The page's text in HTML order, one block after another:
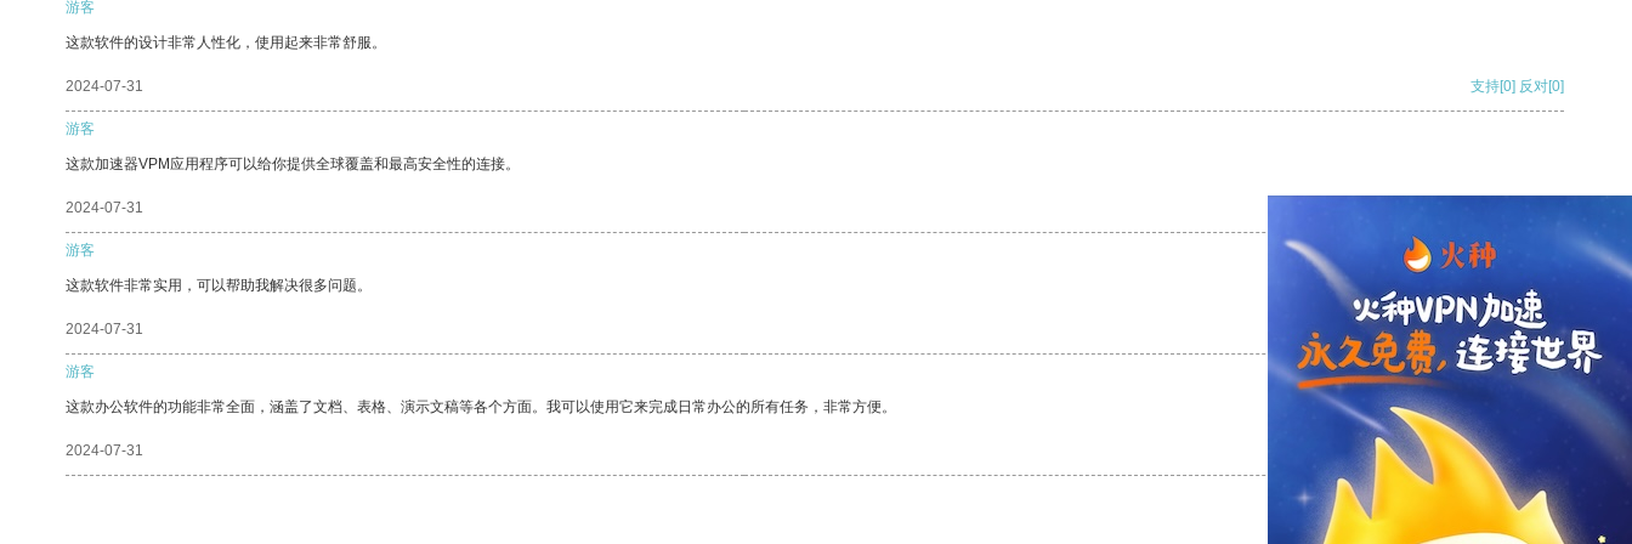
游客
这款软件的设计非常人性化，使用起来非常舒服。
2024-07-31 支持[0] 反对[0]
游客
这款加速器VPM应用程序可以给你提供全球覆盖和最高安全性的连接。
2024-07-31
游客
这款软件非常实用，可以帮助我解决很多问题。
2024-07-31 支持 [0] 反对 [0]
游客
这款办公软件的功能非常全面，涵盖了文档、表格、演示文稿等各个方面。我可以使用它来完成日常办公的所有任务，非常方便。
2024-07-31 支持